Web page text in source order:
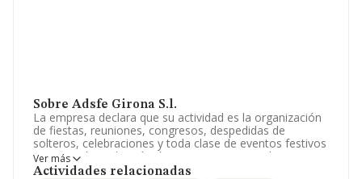
Sobre Adsfe Girona S.l.
La empresa declara que su actividad es la organización
de fiestas, reuniones, congresos, despedidas de
solteros, celebraciones y toda clase de eventos festivos
en general. producción de programas en medios
radiofonicos, televisivos, etc. La empresa aparece
Ver más
Actividades relacionadas